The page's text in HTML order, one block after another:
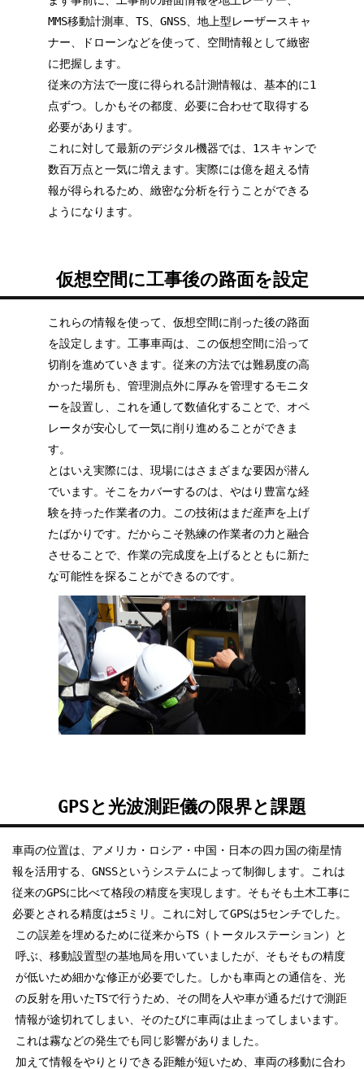
MMS移動計測車、TS、GNSS、地上型レーザースキャ
ナー、ドローンなどを使って、空間情報として緻密
に把握します。
従来の方法で一度に得られる計測情報は、基本的に1
点ずつ。しかもその都度、必要に合わせて取得する
必要があります。
これに対して最新のデジタル機器では、1スキャンで
数百万点と一気に増えます。実際には億を超える情
報が得られるため、緻密な分析を行うことができる
ようになります。
仮想空間に工事後の路面を設定
これらの情報を使って、仮想空間に削った後の路面
を設定します。工事車両は、この仮想空間に沿って
切削を進めていきます。従来の方法では難易度の高
かった場所も、管理測点外に厚みを管理するモニタ
ーを設置し、これを通して数値化することで、オペ
レータが安心して一気に削り進めることができま
す。
とはいえ実際には、現場にはさまざまな要因が潜ん
でいます。そこをカバーするのは、やはり豊富な経
験を持った作業者の力。この技術はまだ産声を上げ
たばかりです。だからこそ熟練の作業者の力と融合
させることで、作業の完成度を上げるとともに新た
な可能性を探ることができるのです。
GPSと光波測距儀の限界と課題
車両の位置は、アメリカ・ロシア・中国・日本の四カ国の衛星情
報を活用する、GNSSというシステムによって制御します。これは
従来のGPSに比べて格段の精度を実現します。そもそも土木工事に
必要とされる精度は±5ミリ。これに対してGPSは5センチでした。
この誤差を埋めるために従来からTS（トータルステーション）と
呼ぶ、移動設置型の基地局を用いていましたが、そもそもの精度
が低いため細かな修正が必要でした。しかも車両との通信を、光
の反射を用いたTSで行うため、その間を人や車が通るだけで測距
情報が途切れてしまい、そのたびに車両は止まってしまいます。
これは霧などの発生でも同じ影響がありました。
加えて情報をやりとりできる距離が短いため、車両の移動に合わ